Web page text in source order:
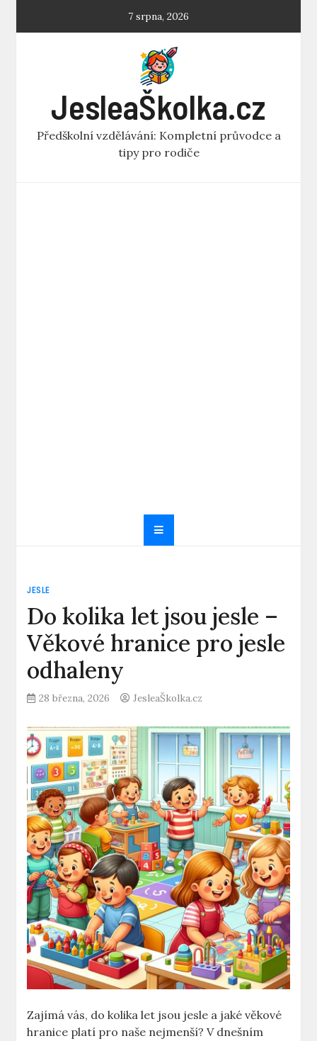
7 srpna, 2026
JesleaŠkolka.cz
Předškolní vzdělávání: Kompletní průvodce a
tipy pro rodiče
JESLE
Do kolika let jsou jesle –
Věkové hranice pro jesle
odhaleny
28 března, 2026 JesleaŠkolka.cz
Zajímá vás, do kolika let jsou jesle a jaké věkové
hranice platí pro naše nejmenší? V dnešním